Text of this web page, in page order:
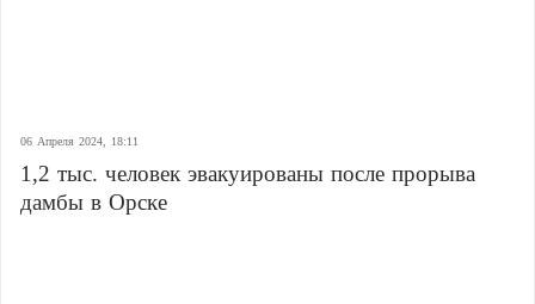
06 Апреля 2024, 18:11
1,2 тыс. человек эвакуированы после прорыва
дамбы в Орске